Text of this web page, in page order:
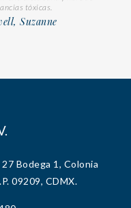
tóxicas.
Suzanne
Bodega 1, Colonia
09209, CDMX.